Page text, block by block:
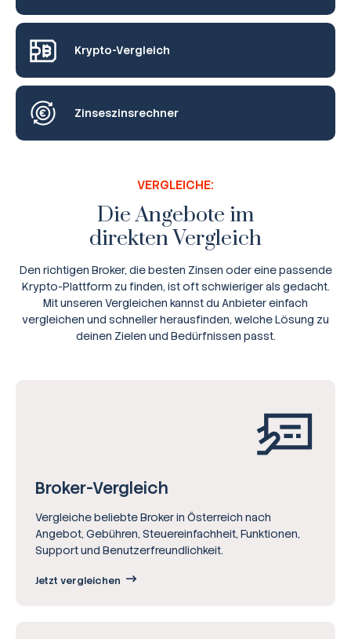
Krypto-Vergleich
Zinseszinsrechner
VERGLEICHE:
Die Angebote im
direkten Vergleich
Den richtigen Broker, die besten Zinsen oder eine passende
Krypto-Plattform zu finden, ist oft schwieriger als gedacht.
Mit unseren Vergleichen kannst du Anbieter einfach
vergleichen und schneller herausfinden, welche Lösung zu
deinen Zielen und Bedürfnissen passt.
Broker-Vergleich
Vergleiche beliebte Broker in Österreich nach
Angebot, Gebühren, Steuereinfachheit, Funktionen,
Support und Benutzerfreundlichkeit.
Jetzt vergleichen